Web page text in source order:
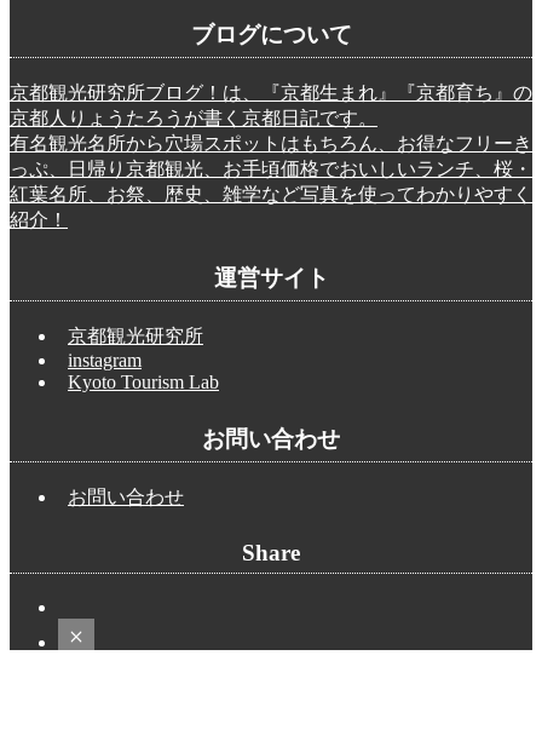
ブログについて
京都観光研究所ブログ！は、『京都生まれ』『京都育ち』の
京都人りょうたろうが書く京都日記です。
有名観光名所から穴場スポットはもちろん、お得なフリーき
っぷ、日帰り京都観光、お手頃価格でおいしいランチ、桜・
紅葉名所、お祭、歴史、雑学など写真を使ってわかりやすく
紹介！
運営サイト
京都観光研究所
instagram
Kyoto Tourism Lab
お問い合わせ
お問い合わせ
Share